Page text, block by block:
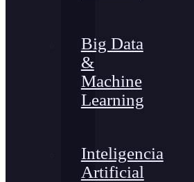
Big Data
&
Machine
Learning
Inteligencia
Artificial